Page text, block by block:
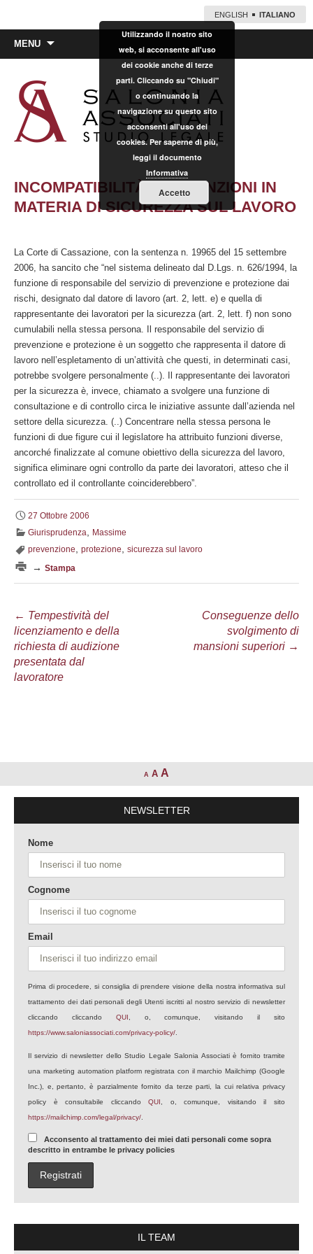
ENGLISH ITALIANO
MENU
INCOMPATIBILITÀ TRA FUNZIONI IN
MATERIA DI SICUREZZA SUL LAVORO
La Corte di Cassazione, con la sentenza n. 19965 del 15 settembre
2006, ha sancito che “nel sistema delineato dal D.Lgs. n. 626/1994, la
funzione di responsabile del servizio di prevenzione e protezione dai
rischi, designato dal datore di lavoro (art. 2, lett. e) e quella di
rappresentante dei lavoratori per la sicurezza (art. 2, lett. f) non sono
cumulabili nella stessa persona. Il responsabile del servizio di
prevenzione e protezione è un soggetto che rappresenta il datore di
lavoro nell’espletamento di un’attività che questi, in determinati casi,
potrebbe svolgere personalmente (..). Il rappresentante dei lavoratori
per la sicurezza è, invece, chiamato a svolgere una funzione di
consultazione e di controllo circa le iniziative assunte dall’azienda nel
settore della sicurezza. (..) Concentrare nella stessa persona le
funzioni di due figure cui il legislatore ha attribuito funzioni diverse,
ancorché finalizzate al comune obiettivo della sicurezza del lavoro,
significa eliminare ogni controllo da parte dei lavoratori, atteso che il
controllato ed il controllante coinciderebbero”.
27 Ottobre 2006
Giurisprudenza
Massime
prevenzione
protezione sicurezza sul lavoro
→ Stampa
Navigazione
articolo
← Tempestività del
licenziamento e della
richiesta di audizione
presentata dal
lavoratore
Conseguenze dello
svolgimento di
mansioni superiori →
A A A
NEWSLETTER
Nome
Cognome
Email
Prima di procedere, si consiglia di prendere visione della nostra informativa sul
trattamento dei dati personali degli Utenti iscritti al nostro servizio di newsletter
cliccando cliccando QUI , o, comunque, visitando il sito
https://www.saloniassociati.com/privacy-policy/
Il servizio di newsletter dello Studio Legale Salonia Associati è fornito tramite
una marketing automation platform registrata con il marchio Mailchimp (Google
Inc.), e, pertanto, è parzialmente fornito da terze parti, la cui relativa privacy
policy è consultabile cliccandoQUI
, o, comunque, visitando il sito
https://mailchimp.com/legal/privacy/
Acconsento al trattamento dei miei dati personali come sopra
descritto in entrambe le privacy policies
IL TEAM
Utilizzando il nostro sito
web, si acconsente all'uso
dei cookie anche di terze
parti. Cliccando su "Chiudi"
o continuando la
navigazione su questo sito
acconsenti all'uso dei
cookies. Per saperne di più,
leggi il documento
Informativa
Accetto